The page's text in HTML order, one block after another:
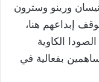
ورينو وسترون
إبداعهم هنا،
الكاوية
بفعالية في